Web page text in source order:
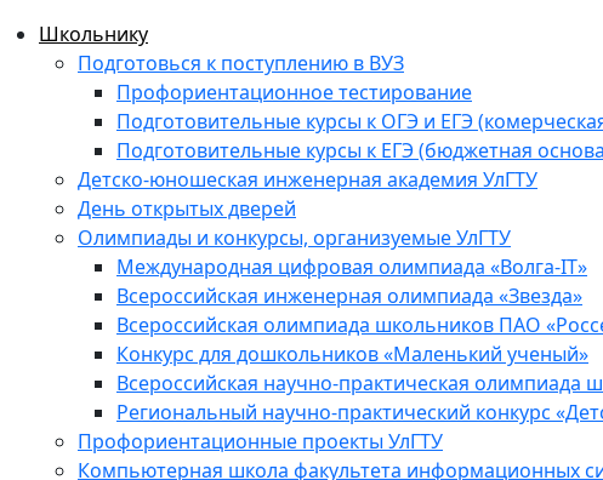
Школьнику
Подготовься к поступлению в ВУЗ
Профориентационное тестирование
Подготовительные курсы к ОГЭ и ЕГЭ
Подготовительные курсы к ЕГЭ (бюджетная
Детско-юношеская инженерная академия УлГТУ
День открытых дверей
Олимпиады и конкурсы, организуемые УлГТУ
Международная цифровая олимпиада «Волга-IT»
Всероссийская инженерная олимпиада «Звезда»
Всероссийская олимпиада школьников ПАО
Конкурс для дошкольников «Маленький ученый»
Всероссийская научно-практическая олимпиада
Региональный научно-практический конкурс
Профориентационные проекты УлГТУ
Компьютерная школа факультета информационных